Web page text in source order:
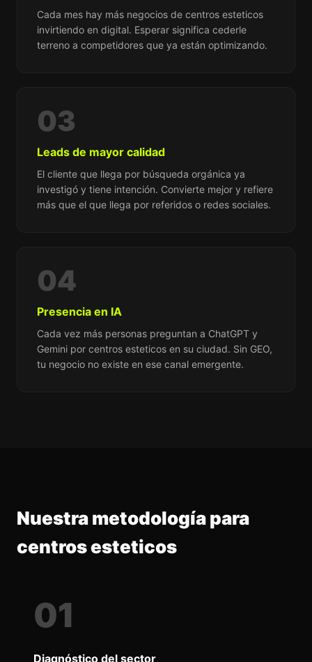
Cada mes hay más negocios de centros esteticos
invirtiendo en digital. Esperar significa cederle
terreno a competidores que ya están optimizando.
03
Leads de mayor calidad
El cliente que llega por búsqueda orgánica ya
investigó y tiene intención. Convierte mejor y refiere
más que el que llega por referidos o redes sociales.
04
Presencia en IA
Cada vez más personas preguntan a ChatGPT y
Gemini por centros esteticos en su ciudad. Sin GEO,
tu negocio no existe en ese canal emergente.
Nuestra metodología para
centros esteticos
01
Diagnóstico del sector